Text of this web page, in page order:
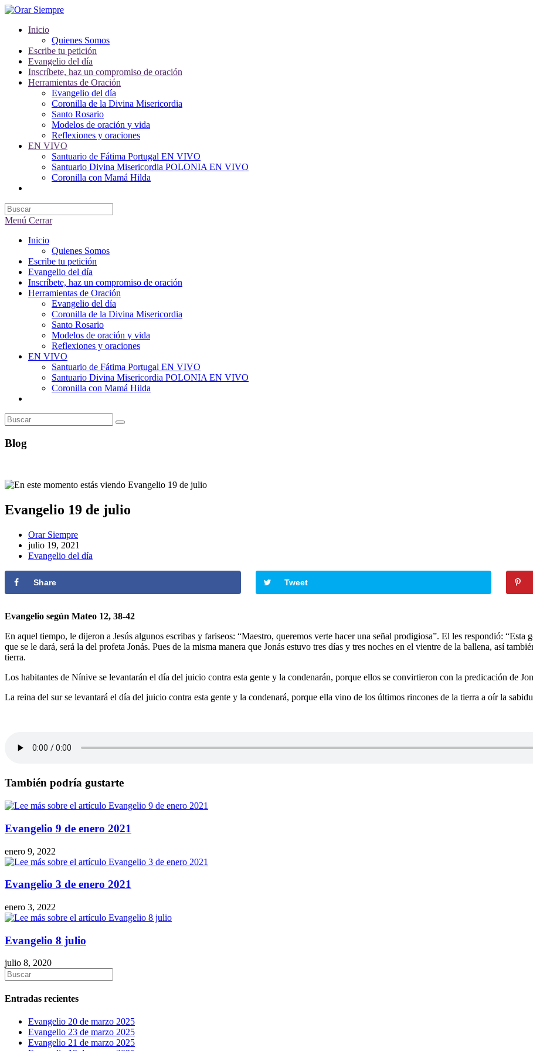
Saltar
contenido
Inicio
Quienes Somos
Escribe tu petición
Evangelio del día
Inscríbete, haz un compromiso de oración
Herramientas de Oración
Evangelio del día
Coronilla de la Divina Misericordia
Santo Rosario
Modelos de oración y vida
Reflexiones y oraciones
EN VIVO
Santuario de Fátima Portugal EN VIVO
Santuario Divina Misericordia POLONIA EN VIVO
Coronilla con Mamá Hilda
de
la
Menú Cerrar
Inicio
Quienes Somos
Escribe tu petición
Evangelio del día
Inscríbete, haz un compromiso de oración
Herramientas de Oración
Evangelio del día
Coronilla de la Divina Misericordia
Santo Rosario
Modelos de oración y vida
Reflexiones y oraciones
EN VIVO
Santuario de Fátima Portugal EN VIVO
Santuario Divina Misericordia POLONIA EN VIVO
Coronilla con Mamá Hilda
de
Blog
Evangelio 19 de julio
Autor
de
la
Orar Siempre
Publicación
de
julio 19, 2021
Categoría
entrada:
Evangelio del día
Share Tweet
Evangelio según Mateo 12, 38-42
En aquel tiempo, le dijeron a Jesús algunos escribas y fariseos: “Maestro, queremos verte hacer una señal prodigiosa”. El les respondió: “Esta
que se le dará, será la del profeta Jonás. Pues de la misma manera que Jonás estuvo tres días y tres noches en el vientre de la ballena, así
tierra.
Los habitantes de Nínive se levantarán el día del juicio contra esta gente y la condenarán, porque ellos se convirtieron con la predicación de
La reina del sur se levantará el día del juicio contra esta gente y la condenará, porque ella vino de los últimos rincones de la tierra a oír la
También podría gustarte
Evangelio 9 de enero 2021
enero 9, 2022
Evangelio 3 de enero 2021
enero 3, 2022
Evangelio 8 julio
julio 8, 2020
Entradas recientes
Evangelio 20 de marzo 2025
Evangelio 23 de marzo 2025
Evangelio 21 de marzo 2025